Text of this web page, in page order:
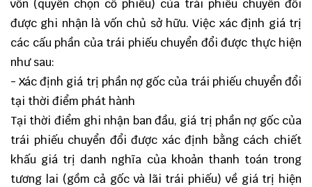
vốn (quyền chọn cổ phiếu) của trái phiếu chuyển đổi
được ghi nhận là vốn chủ sở hữu. Việc xác định giá trị
các cấu phần của trái phiếu chuyển đổi được thực hiện
như sau:
- Xác định giá trị phần nợ gốc của trái phiếu chuyển đổi
tại thời điểm phát hành
Tại thời điểm ghi nhận ban đầu, giá trị phần nợ gốc của
trái phiếu chuyển đổi được xác định bằng cách chiết
khấu giá trị danh nghĩa của khoản thanh toán trong
tương lai (gồm cả gốc và lãi trái phiếu) về giá trị hiện